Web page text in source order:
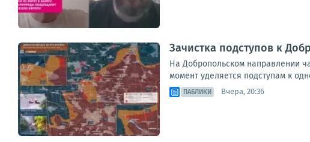
Зачистка подступов к
На Добропольском направлении
момент уделяется подступам к
ПАБЛИКИ Вчера, 20:36